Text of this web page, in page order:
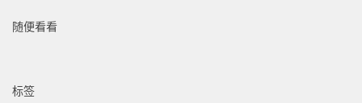
随便看看
标签